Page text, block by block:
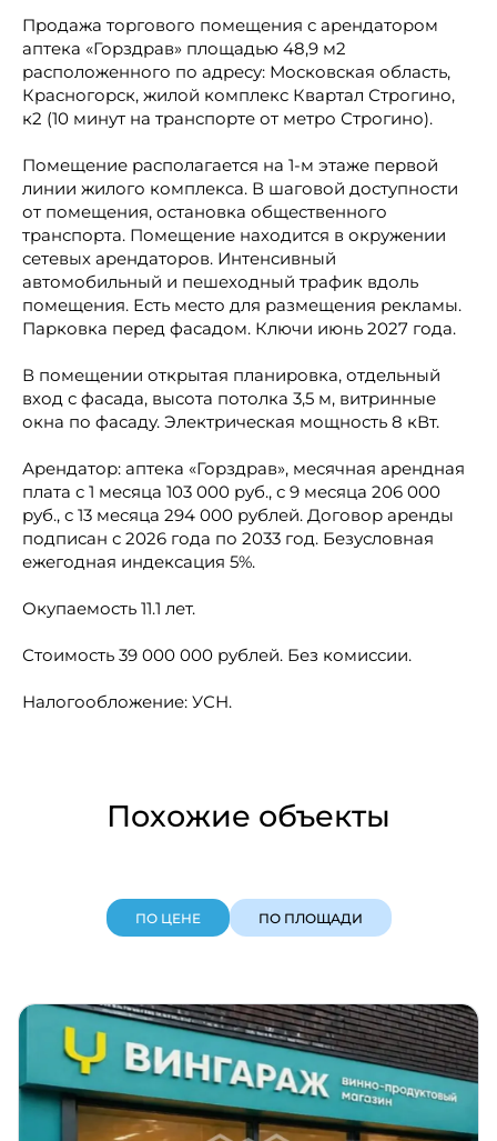
Продажа торгового помещения с арендатором
аптека «Горздрав» площадью 48,9 м2
расположенного по адресу: Московская область,
Красногорск, жилой комплекс Квартал Строгино,
к2 (10 минут на транспорте от метро Строгино).
Помещение располагается на 1-м этаже первой
линии жилого комплекса. В шаговой доступности
от помещения, остановка общественного
транспорта. Помещение находится в окружении
сетевых арендаторов. Интенсивный
автомобильный и пешеходный трафик вдоль
помещения. Есть место для размещения рекламы.
Парковка перед фасадом. Ключи июнь 2027 года.
В помещении открытая планировка, отдельный
вход с фасада, высота потолка 3,5 м, витринные
окна по фасаду. Электрическая мощность 8 кВт.
Арендатор: аптека «Горздрав», месячная арендная
плата с 1 месяца 103 000 руб., с 9 месяца 206 000
руб., с 13 месяца 294 000 рублей. Договор аренды
подписан с 2026 года по 2033 год. Безусловная
ежегодная индексация 5%.
Окупаемость 11.1 лет.
Стоимость 39 000 000 рублей. Без комиссии.
Налогообложение: УСН.
Похожие объекты
ПО ЦЕНЕ ПО ПЛОЩАДИ